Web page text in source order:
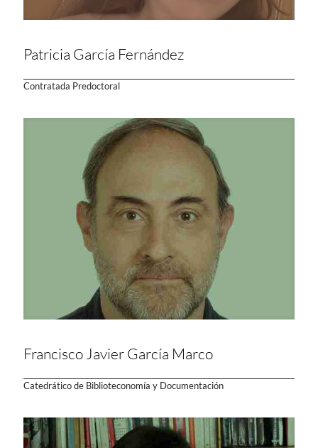
Patricia García Fernández
Contratada Predoctoral
Francisco Javier García Marco
Catedrático de Biblioteconomía y Documentación